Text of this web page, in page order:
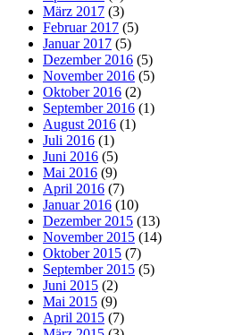
März 2017 (3)
Februar 2017 (5)
Januar 2017 (5)
Dezember 2016 (5)
November 2016 (5)
Oktober 2016 (2)
September 2016 (1)
August 2016 (1)
Juli 2016 (1)
Juni 2016 (5)
Mai 2016 (9)
April 2016 (7)
Januar 2016 (10)
Dezember 2015 (13)
November 2015 (14)
Oktober 2015 (7)
September 2015 (5)
Juni 2015 (2)
Mai 2015 (9)
April 2015 (7)